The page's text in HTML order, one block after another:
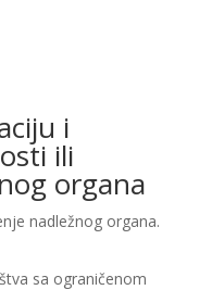
i
ili
organa
nadležnog organa.
sa ograničenom